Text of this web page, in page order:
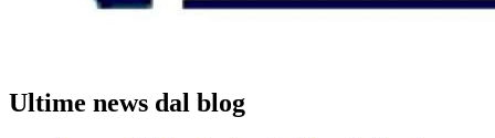
Ultime news dal blog